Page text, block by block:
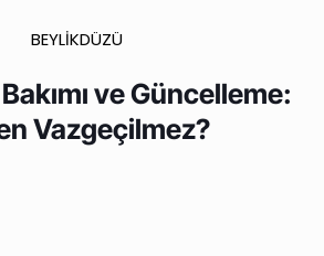
BEYLİKDÜZÜ
ve Güncelleme:
Vazgeçilmez?